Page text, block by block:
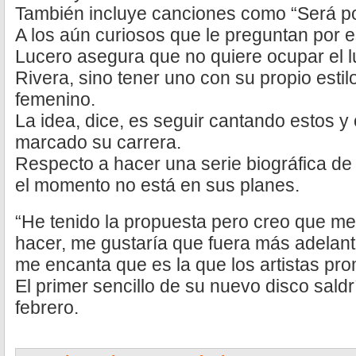
También incluye canciones como “Será
A los aún curiosos que le preguntan por
Lucero asegura que no quiere ocupar el
Rivera, sino tener uno con su propio
femenino.
La idea, dice, es seguir cantando estos
marcado su carrera.
Respecto a hacer una serie biográfica
el momento no está en sus planes.
“He tenido la propuesta pero creo que
hacer, me gustaría que fuera más
me encanta que es la que los artistas
El primer sencillo de su nuevo disco
febrero.